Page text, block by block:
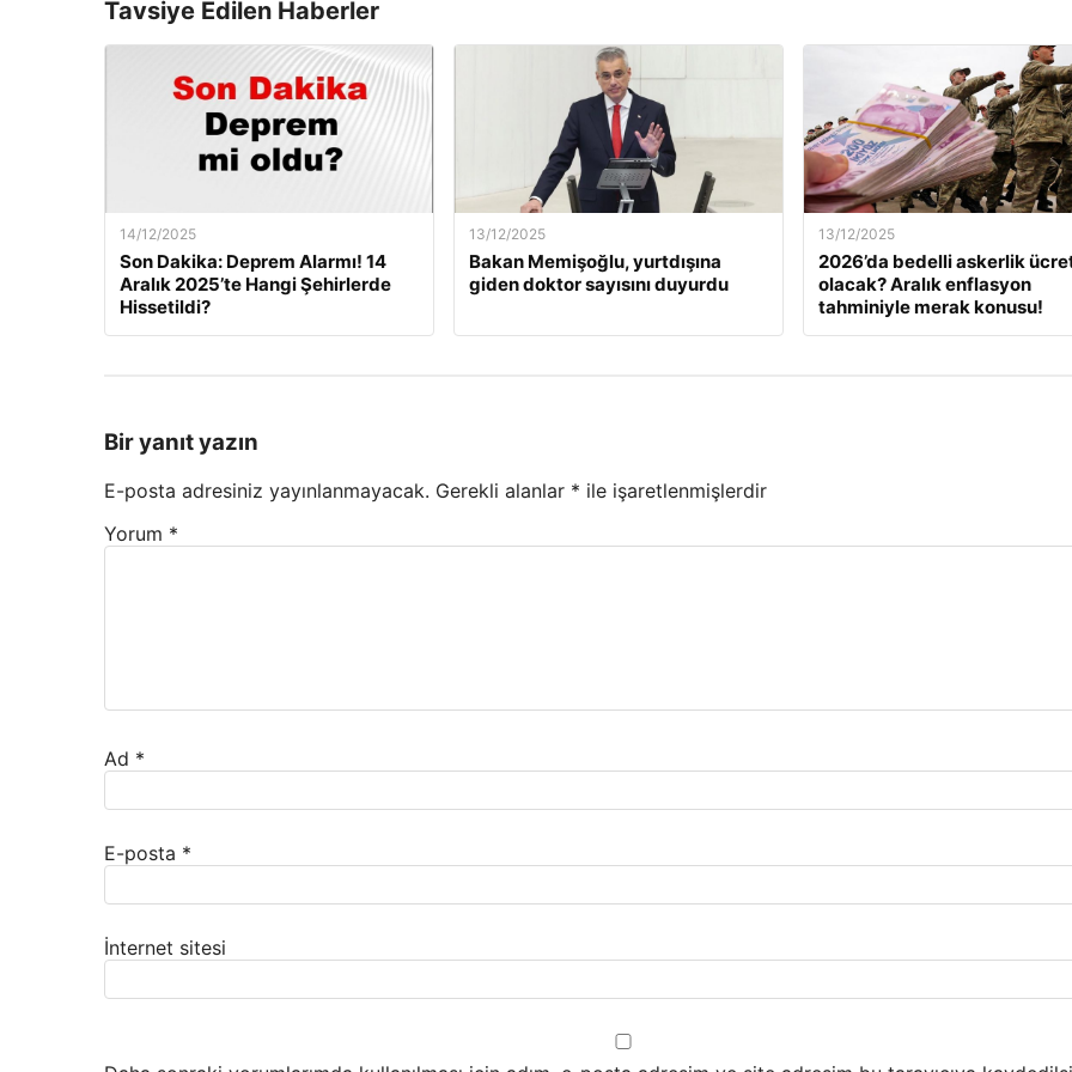
Tavsiye Edilen Haberler
14/12/2025
Son Dakika: Deprem Alarmı! 14
Aralık 2025’te Hangi Şehirlerde
Hissetildi?
13/12/2025
Bakan Memişoğlu, yurtdışına
giden doktor sayısını duyurdu
13/12/2025
2026’da bedelli askerlik
olacak? Aralık enflasyon
tahminiyle merak konusu!
Bir yanıt yazın
E-posta adresiniz yayınlanmayacak. Gerekli alanlar * ile işaretlenmişlerdir
Yorum *
Ad *
E-posta *
İnternet sitesi